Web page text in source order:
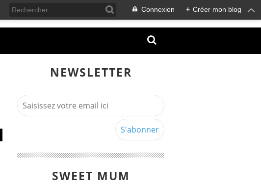
Connexion + Créer mon blog
NEWSLETTER
SWEET MUM